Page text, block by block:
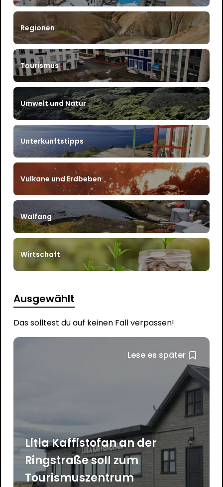
Regionen
Tourismus
Umwelt und Natur
Unterkunftstipps
Vulkane und Erdbeben
Walfang
Wirtschaft
Ausgewählt
Das solltest du auf keinen Fall verpassen!
Lese es später
Litla Kaffistofan an der
Ringstraße soll zum
Tourismuszentrum